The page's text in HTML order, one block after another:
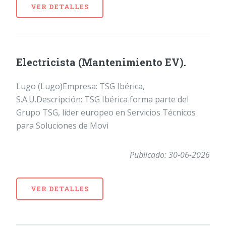
VER DETALLES
Electricista (Mantenimiento EV).
Lugo (Lugo)Empresa: TSG Ibérica,
S.A.U.Descripción: TSG Ibérica forma parte del
Grupo TSG, líder europeo en Servicios Técnicos
para Soluciones de Movi
Publicado: 30-06-2026
VER DETALLES